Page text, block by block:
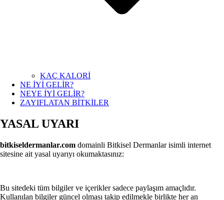
KAÇ KALORİ
NE İYİ GELİR?
NEYE İYİ GELİR?
ZAYIFLATAN BİTKİLER
YASAL UYARI
bitkiseldermanlar.com domainli Bitkisel Dermanlar isimli internet
sitesine ait yasal uyarıyı okumaktasınız:
Bu sitedeki tüm bilgiler ve içerikler sadece paylaşım amaçlıdır.
Kullanılan bilgiler güncel olması takip edilmekle birlikte her an